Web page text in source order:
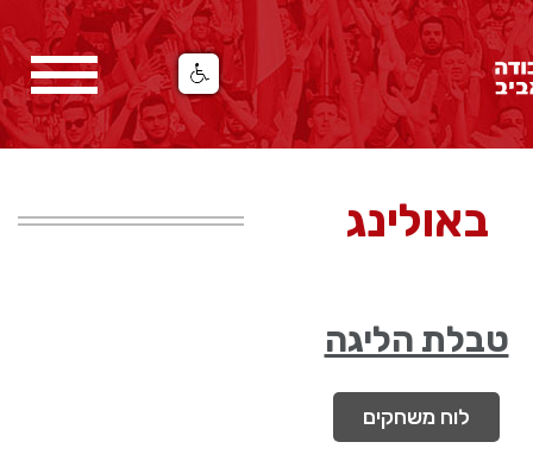
באולינג
טבלת הליגה
לוח משחקים